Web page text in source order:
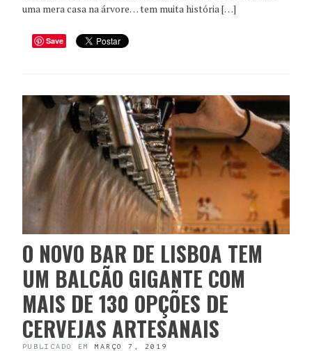
uma mera casa na árvore… tem muita história […]
Save
O NOVO BAR DE LISBOA TEM
UM BALCÃO GIGANTE COM
MAIS DE 130 OPÇÕES DE
CERVEJAS ARTESANAIS
PUBLICADO EM MARÇO 7, 2019